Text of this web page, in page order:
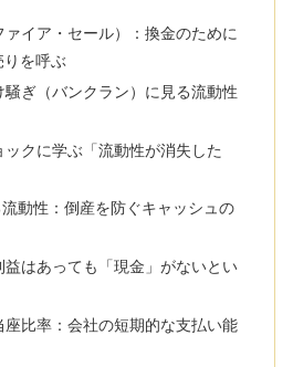
イア・セール）：換金のために
を呼ぶ
ぎ（バンクラン）に見る流動性
クに学ぶ「流動性が消失した
動性：倒産を防ぐキャッシュの
はあっても「現金」がないとい
比率：会社の短期的な支払い能